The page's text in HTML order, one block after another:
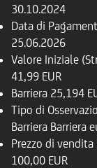
30.10.2024
Data di
25.06.2026
Valore Iniziale
41,99 EUR
Barriera 25,194
Tipo di
Barriera Barriera
Prezzo di
100,00 EUR